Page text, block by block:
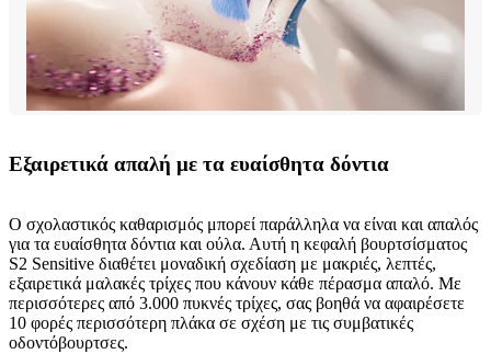
Εξαιρετικά απαλή με τα ευαίσθητα δόντια
Ο σχολαστικός καθαρισμός μπορεί παράλληλα να είναι και απαλός
για τα ευαίσθητα δόντια και ούλα. Αυτή η κεφαλή βουρτσίσματος
S2 Sensitive διαθέτει μοναδική σχεδίαση με μακριές, λεπτές,
εξαιρετικά μαλακές τρίχες που κάνουν κάθε πέρασμα απαλό. Με
περισσότερες από 3.000 πυκνές τρίχες, σας βοηθά να αφαιρέσετε
10 φορές περισσότερη πλάκα σε σχέση με τις συμβατικές
οδοντόβουρτσες.